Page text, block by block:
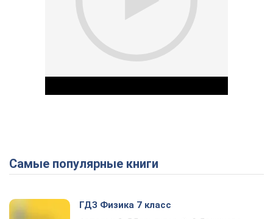
Play Video
Самые популярные книги
ГДЗ Физика 7 класс